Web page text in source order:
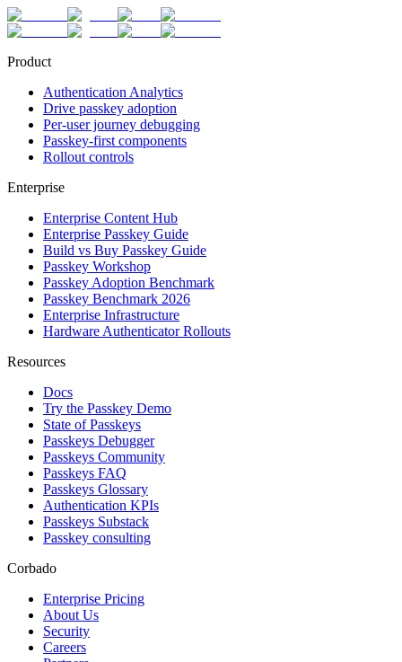
Product
Authentication Analytics
Drive passkey adoption
Per-user journey debugging
Passkey-first components
Rollout controls
Enterprise
Enterprise Content Hub
Enterprise Passkey Guide
Build vs Buy Passkey Guide
Passkey Workshop
Passkey Adoption Benchmark
Passkey Benchmark 2026
Enterprise Infrastructure
Hardware Authenticator Rollouts
Resources
Docs
Try the Passkey Demo
State of Passkeys
Passkeys Debugger
Passkeys Community
Passkeys FAQ
Passkeys Glossary
Authentication KPIs
Passkeys Substack
Passkey consulting
Corbado
Enterprise Pricing
About Us
Security
Careers